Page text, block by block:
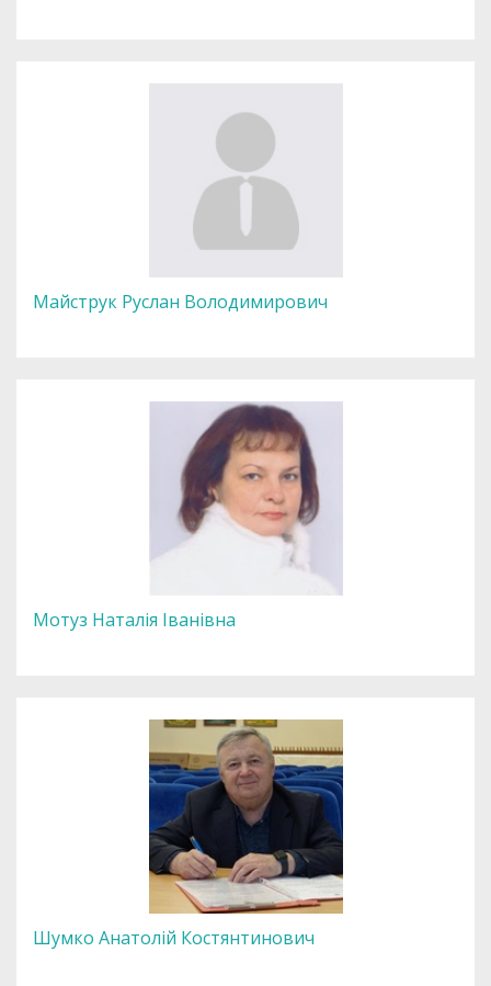
Майструк Руслан Володимирович
Мотуз Наталія Іванівна
Шумко Анатолій Костянтинович